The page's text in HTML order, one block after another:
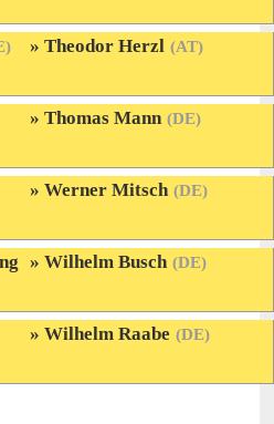
Theodor Herzl (AT)
Thomas Mann (DE)
Werner Mitsch (DE)
Wilhelm Busch (DE)
Wilhelm Raabe (DE)